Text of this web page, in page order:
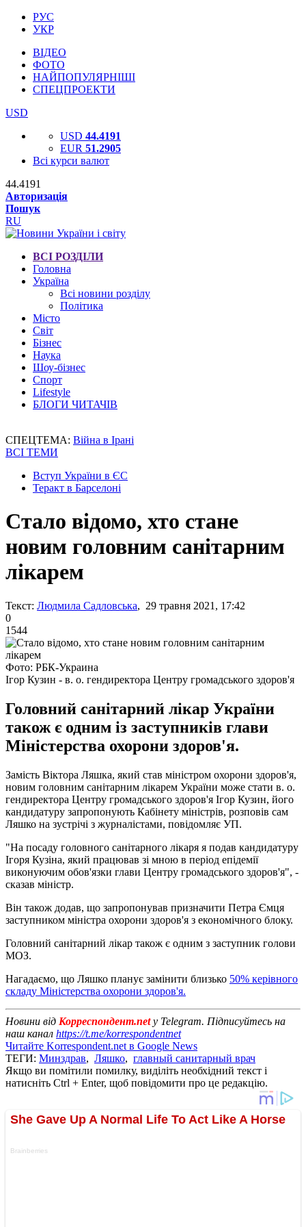
РУС
УКР
ВІДЕО
ФОТО
НАЙПОПУЛЯРНІШІ
СПЕЦПРОЕКТИ
USD
USD 44.4191
EUR 51.2905
Всі курси валют
44.4191
Авторизація
Пошук
RU
ВСІ РОЗДІЛИ
Головна
Україна
Всі новини розділу
Політика
Місто
Світ
Бізнес
Наука
Шоу-бізнес
Спорт
Lifestyle
БЛОГИ ЧИТАЧІВ
СПЕЦТЕМА: Війна в Ірані
ВСІ ТЕМИ
Вступ України в ЄС
Теракт в Барселоні
Стало відомо, хто стане
новим головним санітарним
лікарем
Текст: Людмила Садловська, 29 травня 2021, 17:42
0
1544
Фото: РБК-Украина
Ігор Кузин - в. о. гендиректора Центру громадського здоров'я
Головний санітарний лікар України
також є одним із заступників глави
Міністерства охорони здоров'я.
Замість Віктора Ляшка, який став міністром охорони здоров'я,
новим головним санітарним лікарем України може стати в. о.
гендиректора Центру громадського здоров'я Ігор Кузин, його
кандидатуру запропонують Кабінету міністрів, розповів сам
Ляшко на зустрічі з журналістами, повідомляє УП.
"На посаду головного санітарного лікаря я подав кандидатуру
Ігоря Кузіна, який працював зі мною в період епідемії
виконуючим обов'язки глави Центру громадського здоров'я", -
сказав міністр.
Він також додав, що запропонував призначити Петра Ємця
заступником міністра охорони здоров'я з економічного блоку.
Головний санітарний лікар також є одним з заступник голови
МОЗ.
Нагадаємо, що Ляшко планує замінити близько 50% керівного
складу Міністерства охорони здоров'я.
Новини від Корреспондент.netу Telegram. Підписуйтесь на
наш канал https://t.me/korrespondentnet
Читайте Korrespondent.net в Google News
ТЕГИ: Минздрав, Ляшко, главный санитарный врач
Якщо ви помітили помилку, виділіть необхідний текст і
натисніть Ctrl + Enter, щоб повідомити про це редакцію.